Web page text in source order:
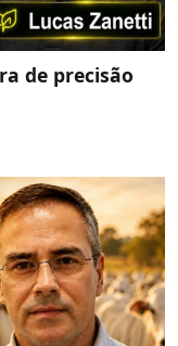
de precisão